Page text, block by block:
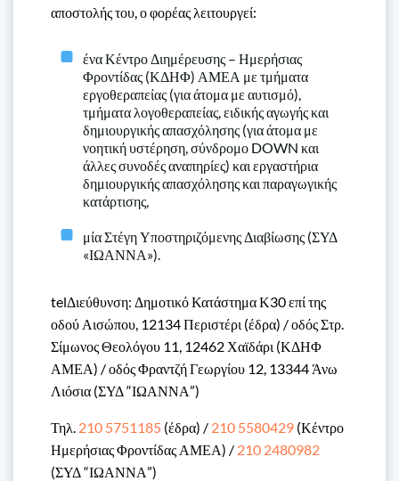
αποστολής του, ο φορέας λειτουργεί:
ένα Κέντρο Διημέρευσης – Ημερήσιας
Φροντίδας (ΚΔΗΦ) ΑΜΕΑ με τμήματα
εργοθεραπείας (για άτομα με αυτισμό),
τμήματα λογοθεραπείας, ειδικής αγωγής και
δημιουργικής απασχόλησης (για άτομα με
νοητική υστέρηση, σύνδρομο DOWN και
άλλες συνοδές αναπηρίες) και εργαστήρια
δημιουργικής απασχόλησης και παραγωγικής
κατάρτισης,
μία Στέγη Υποστηριζόμενης Διαβίωσης (ΣΥΔ
«ΙΩΑΝΝΑ»).
telΔιεύθυνση: Δημοτικό Κατάστημα Κ30 επί της
οδού Αισώπου, 12134 Περιστέρι (έδρα) / οδός Στρ.
Σίμωνος Θεολόγου 11, 12462 Χαϊδάρι (ΚΔΗΦ
ΑΜΕΑ) / οδός Φραντζή Γεωργίου 12, 13344 Άνω
Λιόσια (ΣΥΔ “ΙΩΑΝΝΑ”)
Τηλ. 210 5751185(έδρα) / 210 5580429(Κέντρο
Ημερήσιας Φροντίδας ΑΜΕΑ) / 210 2480982
(ΣΥΔ “ΙΩΑΝΝΑ”)